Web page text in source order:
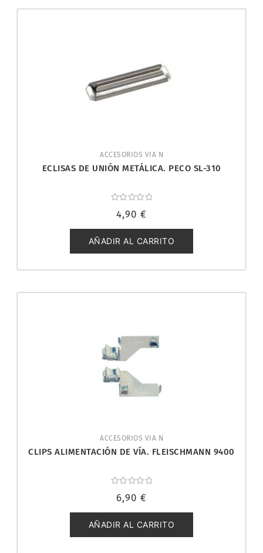
ACCESORIOS VIA N
ECLISAS DE UNIÓN METÁLICA. PECO SL-310
con
de
5
4,90 €
AÑADIR AL CARRITO
ACCESORIOS VIA N
CLIPS ALIMENTACIÓN DE VÍA. FLEISCHMANN 9400
con
de
5
6,90 €
AÑADIR AL CARRITO